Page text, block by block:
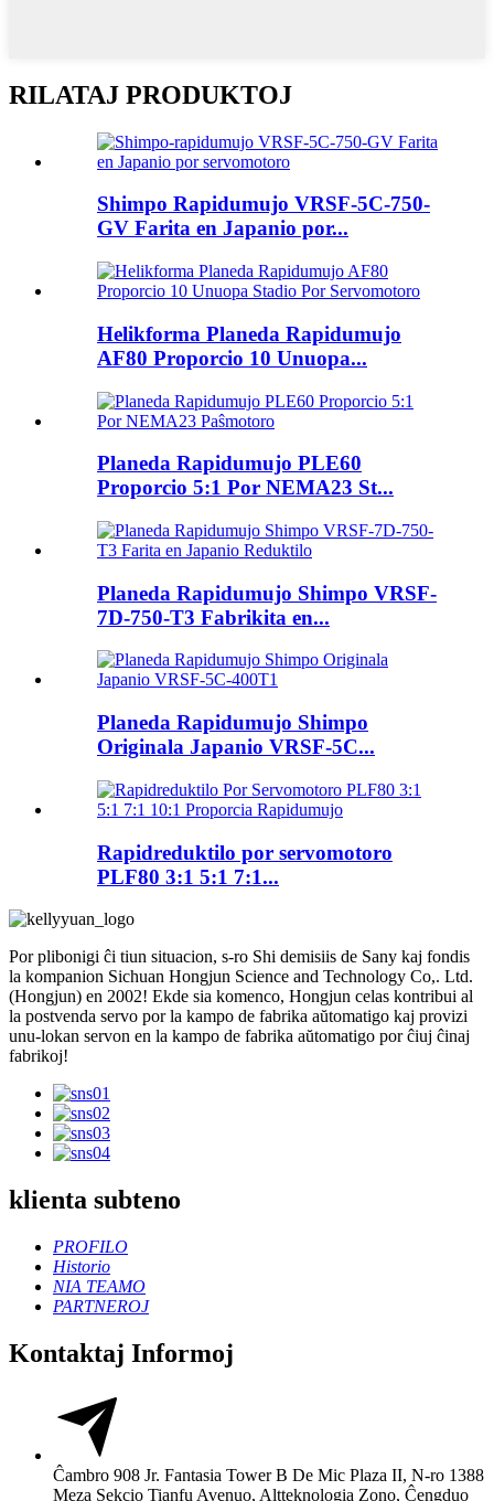
RILATAJ PRODUKTOJ
Shimpo Rapidumujo VRSF-5C-750-
GV Farita en Japanio por...
Helikforma Planeda Rapidumujo
AF80 Proporcio 10 Unuopa...
Planeda Rapidumujo PLE60
Proporcio 5:1 Por NEMA23 St...
Planeda Rapidumujo Shimpo VRSF-
7D-750-T3 Fabrikita en...
Planeda Rapidumujo Shimpo
Originala Japanio VRSF-5C...
Rapidreduktilo por servomotoro
PLF80 3:1 5:1 7:1...
Por plibonigi ĉi tiun situacion, s-ro Shi demisiis de Sany kaj fondis
la kompanion Sichuan Hongjun Science and Technology Co,. Ltd.
(Hongjun) en 2002! Ekde sia komenco, Hongjun celas kontribui al
la postvenda servo por la kampo de fabrika aŭtomatigo kaj provizi
unu-lokan servon en la kampo de fabrika aŭtomatigo por ĉiuj ĉinaj
fabrikoj!
klienta subteno
PROFILO
Historio
NIA TEAMO
PARTNEROJ
Kontaktaj Informoj
Ĉambro 908 Jr. Fantasia Tower B De Mic Plaza II, N-ro 1388
Meza Sekcio Tianfu Avenuo, Altteknologia Zono, Ĉengduo